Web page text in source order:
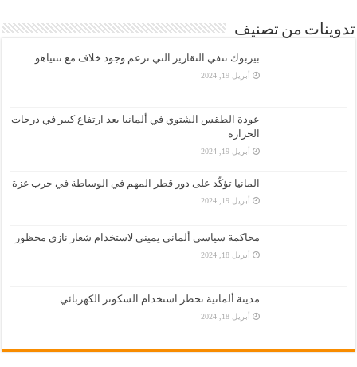
تدوينات من تصنيف
بيربوك تنفي التقارير التي تزعم وجود خلاف مع نتنياهو
أبريل 19, 2024
عودة الطقس الشتوي في ألمانيا بعد ارتفاع كبير في درجات
الحرارة
أبريل 19, 2024
المانيا تؤكّد على دور قطر المهم في الوساطة في حرب غزة
أبريل 19, 2024
محاكمة سياسي ألماني يميني لاستخدام شعار نازي محظور
أبريل 18, 2024
مدينة ألمانية تحظر استخدام السكوتر الكهربائي
أبريل 18, 2024